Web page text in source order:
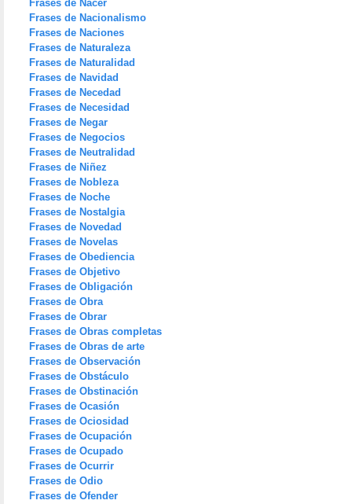
Frases de Nacer
Frases de Nacionalismo
Frases de Naciones
Frases de Naturaleza
Frases de Naturalidad
Frases de Navidad
Frases de Necedad
Frases de Necesidad
Frases de Negar
Frases de Negocios
Frases de Neutralidad
Frases de Niñez
Frases de Nobleza
Frases de Noche
Frases de Nostalgia
Frases de Novedad
Frases de Novelas
Frases de Obediencia
Frases de Objetivo
Frases de Obligación
Frases de Obra
Frases de Obrar
Frases de Obras completas
Frases de Obras de arte
Frases de Observación
Frases de Obstáculo
Frases de Obstinación
Frases de Ocasión
Frases de Ociosidad
Frases de Ocupación
Frases de Ocupado
Frases de Ocurrir
Frases de Odio
Frases de Ofender